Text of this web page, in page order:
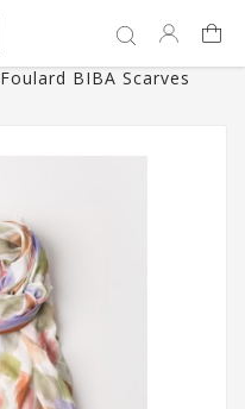
Foulard BIBA Scarves